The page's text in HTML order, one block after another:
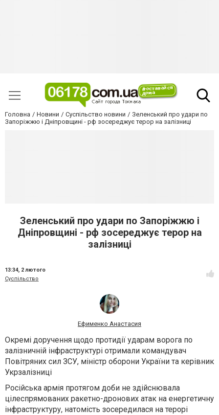
Головна Новини Суспільство новини
Зеленський про удари по
Запоріжжю і Дніпровщині - рф зосереджує терор на залізниці
Зеленський про удари по Запоріжжю і
Дніпровщині - рф зосереджує терор на
залізниці
13:34, 2 лютого
Суспільство
Ефименко Анастасия
Окремі доручення щодо протидії ударам ворога по
залізничній інфраструктурі отримали командувач
Повітряних сил ЗСУ, міністр оборони України та керівник
Укрзалізниці
Російська армія протягом доби не здійснювала
цілеспрямованих ракетно-дронових атак на енергетичну
інфраструктуру, натомість зосередилася на терорі